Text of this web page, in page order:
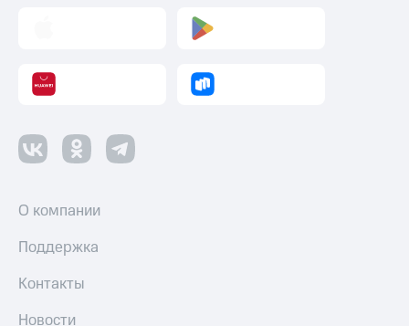
О компании
Поддержка
Контакты
Новости